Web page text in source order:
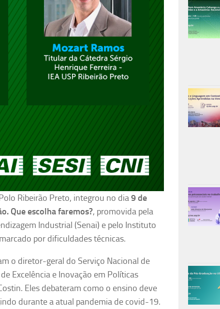
Ribeirão Preto, integrou no dia9 de
Que escolha faremos?, promovida pela
Industrial (Senai) e pelo Instituto
por dificuldades técnicas.
o diretor-geral do Serviço Nacional de
Excelência e Inovação em Políticas
Eles debateram como o ensino deve
durante a atual pandemia de covid-19.